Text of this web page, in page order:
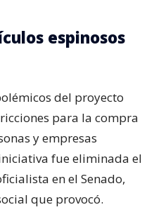
espinosos
del proyecto
para la compra
y empresas
fue eliminada el
en el Senado,
que provocó.